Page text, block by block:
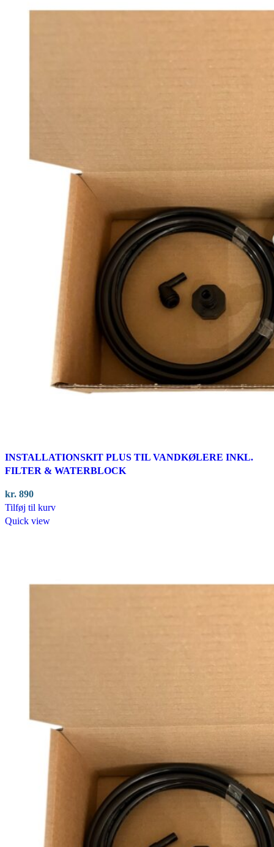
INSTALLATIONSKIT PLUS TIL VANDKØLERE INKL.
FILTER & WATERBLOCK
kr. 890
Tilføj til kurv
Quick view